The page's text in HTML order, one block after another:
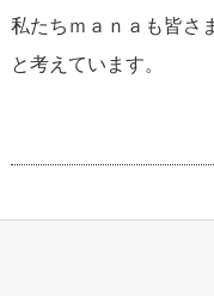
私たちｍａｎａも皆さ
と考えています。